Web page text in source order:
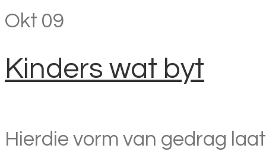
Okt 09
Kinders wat byt
Hierdie vorm van gedrag